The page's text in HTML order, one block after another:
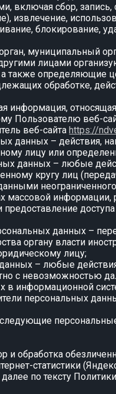
включая сбор, запись,
извлечение,
блокирование,
муниципальный
лицами
также определяющие
обработке,
информация,
Пользователю веб-
веб-сайтаhttps://
данных – действия,
лицу или
данных – любые
кругу лиц
массовой
предоставление
данных –
органу власти
лицу;
– любые
с невозможностью
в информационной
персональных
и обработка
статистики
по тексту